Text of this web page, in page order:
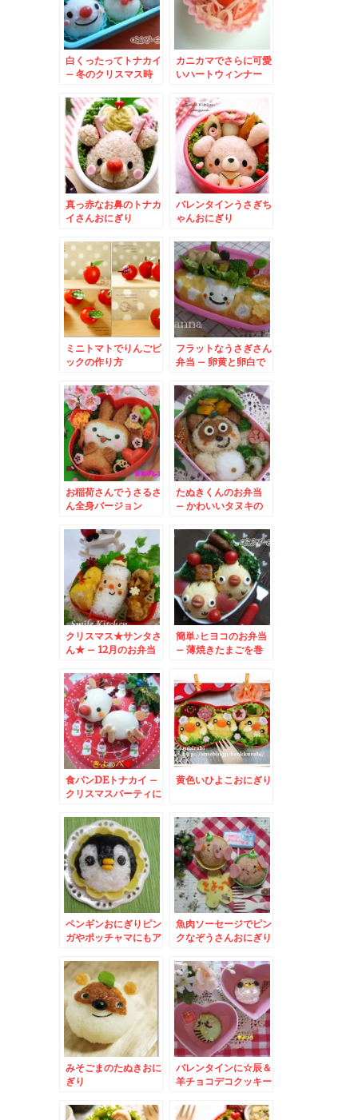
白くったってトナカイ
– 冬のクリスマス時
となかいさん☆
カニカマでさらに可愛
いハートウィンナー
真っ赤なお鼻のトナカ
イさんおにぎり
バレンタインうさぎち
ゃんおにぎり
ミニトマトでりんごピ
ックの作り方
フラットなうさぎさん
弁当 – 卵黄と卵白で
ジいろいろ♪
お稲荷さんでうさるさ
ん全身バージョン
たぬきくんのお弁当
– かわいいタヌキの
クリスマス★サンタさ
ん★ – 12月のお弁当
まり☆
簡単♪ヒヨコのお弁当
– 薄焼きたまごを巻
食パンDEトナカイ –
クリスマスパーティに
なかいさん♪
黄色いひよこおにぎり
ペンギンおにぎりピン
ガやポッチャマにもア
魚肉ソーセージでピン
クなぞうさんおにぎり
みそごまのたぬきおに
ぎり
バレンタインに☆辰＆
羊チョコデコクッキー